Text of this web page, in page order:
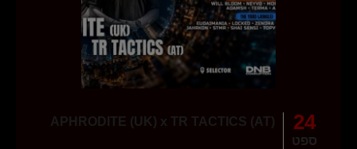
24
ספט
APHRODITE (UK) x TR TACTICS (AT)